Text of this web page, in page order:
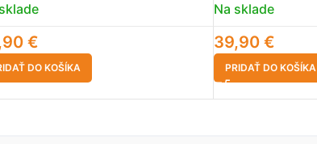
€
DO KOŠÍKA
Na sklade
39,90 €
PRIDAŤ DO KOŠÍKA